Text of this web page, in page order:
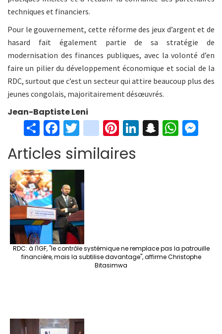
techniques et financiers.
Pour le gouvernement, cette réforme des jeux d’argent et de
hasard fait également partie de sa stratégie de
modernisation des finances publiques, avec la volonté d’en
faire un pilier du développement économique et social de la
RDC, surtout que c’est un secteur qui attire beaucoup plus des
jeunes congolais, majoritairement désœuvrés.
Jean-Baptiste Leni
S
h
ar
e
Fa
ce
b
o
o
k
T
wi
tt
er
in
st
ag
Pi
er
Li S W
Articles similaires
RDC: à l'IGF, "le contrôle systémique ne remplace pas la patrouille
financière, mais la subtilise davantage", affirme Christophe
Bitasimwa